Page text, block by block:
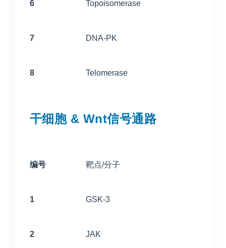
6 Topoisomerase
7 DNA-PK
8 Telomerase
干细胞 & Wnt信号通路
编号 靶点/分子
1 GSK-3
2 JAK